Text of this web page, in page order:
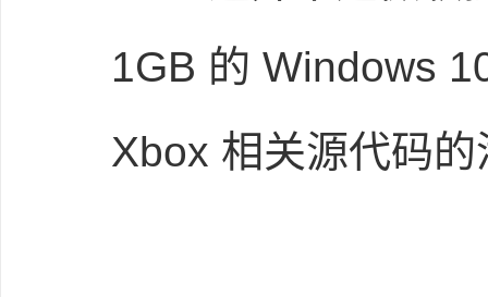
1GB 的 Windows
Xbox 相关源代码的